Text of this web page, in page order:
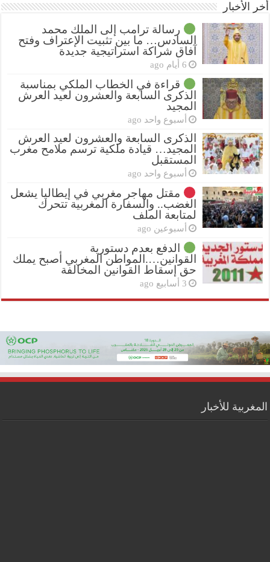
أخر الأخبار
رسالة ترامب إلى الملك محمد
السادس… ما بين تثبيت الإعتراف وفتح
آفاق شراكة استراتيجية جديدة
6 أيام ago
قراءة في الخطاب الملكي بمناسبة
الذكرى السابعة والعشرون لعيد العرش
المجيد
أسبوع واحد ago
الذكرى السابعة والعشرون لعيد العرش
المجيد… قيادة ملكية ترسم ملامح مغرب
المستقبل
أسبوع واحد ago
مقتل مهاجر مغربي في إيطاليا يشعل
الغضب.. والسفارة المغربية تتحرك
لمتابعة الملف
أسبوعين ago
الدفع بعدم دستورية
القوانين….المواطن المغربي أصبح يملك
حق إسقاط القوانين المخالفة
3 أسابيع ago
المغربية للأخبار